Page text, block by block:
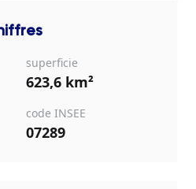
superficie
623,6 km²
code INSEE
07289